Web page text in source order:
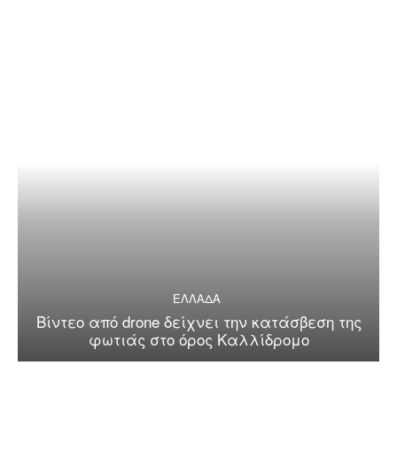
ΕΛΛΑΔΑ
Βίντεο από drone δείχνει την κατάσβεση της
φωτιάς στο όρος Καλλίδρομο